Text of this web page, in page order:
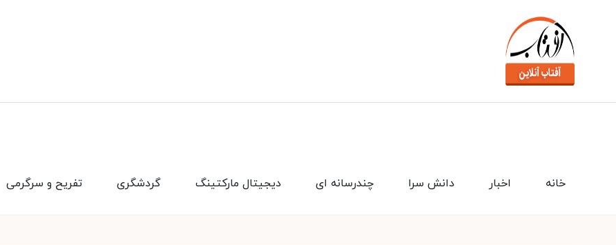
تفریح و سرگرمی گردشگری دیجیتال مارکتینگ چندرسانه ای دانش سرا اخبار خانه